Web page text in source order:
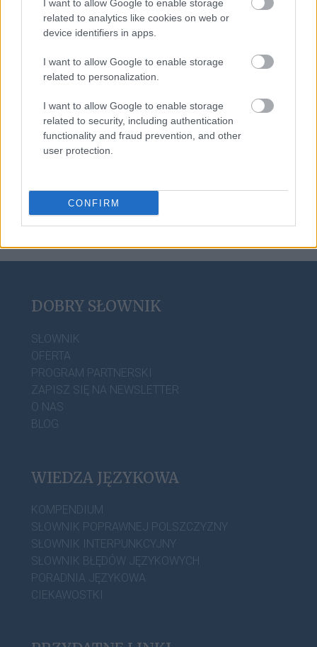
I want to allow Google to enable storage
related to analytics like cookies on web or
device identifiers in apps.
I want to allow Google to enable storage
related to personalization.
I want to allow Google to enable storage
related to security, including authentication
functionality and fraud prevention, and other
user protection.
CONFIRM
buggy
hot hatch
kartacz
DOBRY SŁOWNIK
SŁOWNIK
OFERTA
PROGRAM PARTNERSKI
ZAPISZ SIĘ NA NEWSLETTER
O NAS
BLOG
WIEDZA JĘZYKOWA
KOMPENDIUM
SŁOWNIK POPRAWNEJ POLSZCZYZNY
SŁOWNIK INTERPUNKCYJNY
SŁOWNIK BŁĘDÓW JĘZYKOWYCH
PORADNIA JĘZYKOWA
CIEKAWOSTKI